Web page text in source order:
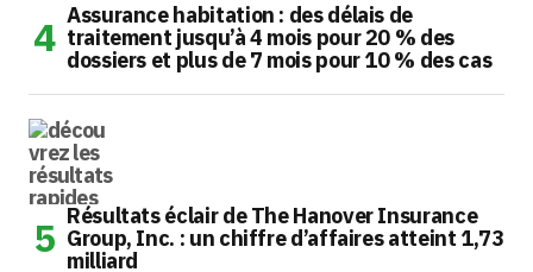
Assurance habitation : des délais de
traitement jusqu’à 4 mois pour 20 % des
dossiers et plus de 7 mois pour 10 % des cas
Résultats éclair de The Hanover Insurance
Group, Inc. : un chiffre d’affaires atteint 1,73
milliard